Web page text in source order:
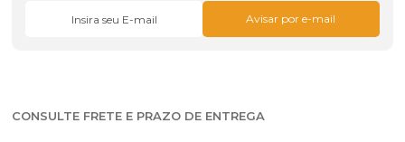
CONSULTE FRETE E PRAZO DE ENTREGA